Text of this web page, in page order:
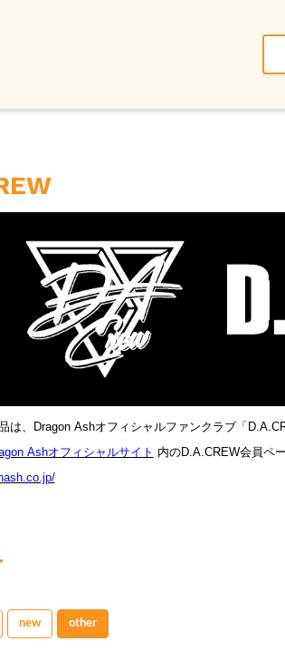
は、Dragon Ashオフィシャルファンクラブ「
Ashオフィシャルサイト 内のD.A.CREW会員ペ
new other